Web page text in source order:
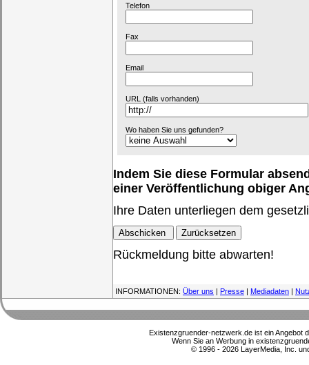
Telefon
Fax
Email
URL (falls vorhanden)
Wo haben Sie uns gefunden?
Indem Sie diese Formular
einer Veröffentlichung obiger
Ihre Daten unterliegen dem
Rückmeldung bitte abwarten!
INFORMATIONEN: Über uns | Presse | Mediadaten |
Existenzgruender-netzwerk.de ist ein Angebot
Wenn Sie an Werbung in
© 1996 - 2026 LayerMedia, Inc.